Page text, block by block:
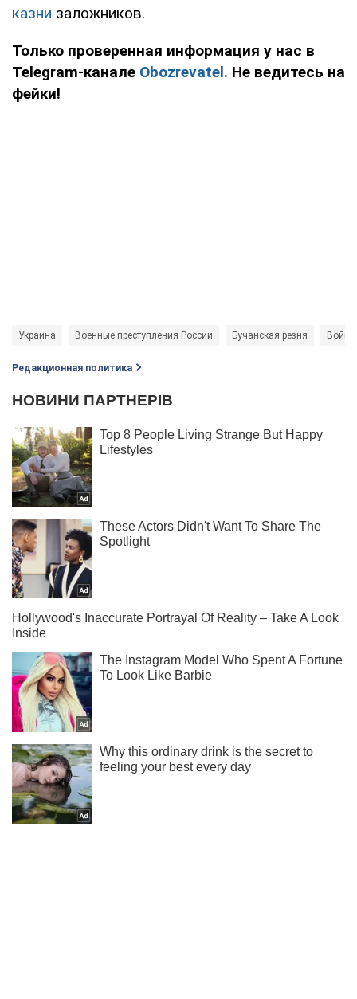
казни заложников.
Только проверенная информация у нас в
Telegram-канале Obozrevatel. Не ведитесь на
фейки!
Украина Военные преступления России Бучанская резня Война
Редакционная политика